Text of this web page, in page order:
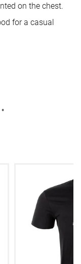
on the chest.
for a casual